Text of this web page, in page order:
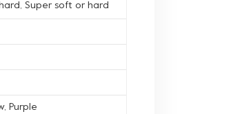
Super soft or hard
Purple